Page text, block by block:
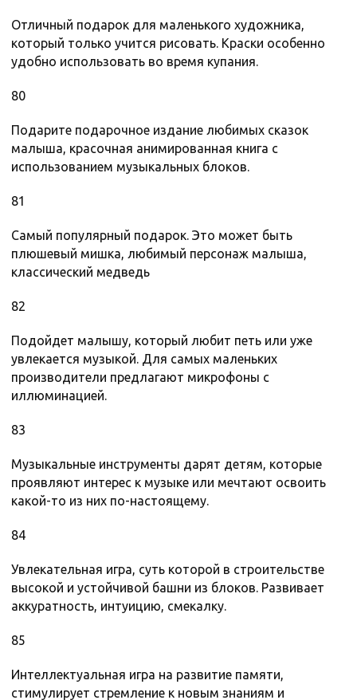
Отличный подарок для маленького художника,
который только учится рисовать. Краски особенно
удобно использовать во время купания.
80
Подарите подарочное издание любимых сказок
малыша, красочная анимированная книга с
использованием музыкальных блоков.
81
Самый популярный подарок. Это может быть
плюшевый мишка, любимый персонаж малыша,
классический медведь
82
Подойдет малышу, который любит петь или уже
увлекается музыкой. Для самых маленьких
производители предлагают микрофоны с
иллюминацией.
83
Музыкальные инструменты дарят детям, которые
проявляют интерес к музыке или мечтают освоить
какой-то из них по-настоящему.
84
Увлекательная игра, суть которой в строительстве
высокой и устойчивой башни из блоков. Развивает
аккуратность, интуицию, смекалку.
85
Интеллектуальная игра на развитие памяти,
стимулирует стремление к новым знаниям и